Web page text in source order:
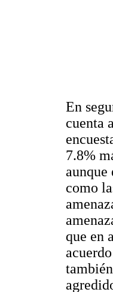
En
cuenta
7.8%
aunque
como
que en